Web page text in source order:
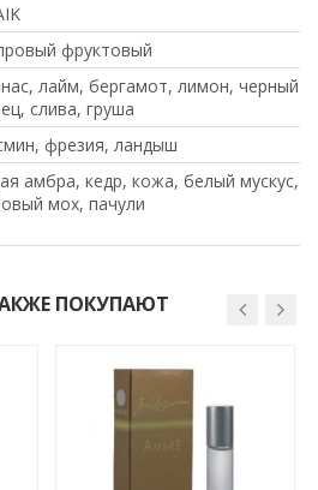
фруктовый
лайм, бергамот, лимон, черный
слива, груша
фрезия, ландыш
амбра, кедр, кожа, белый мускус,
мох, пачули
ПОКУПАЮТ